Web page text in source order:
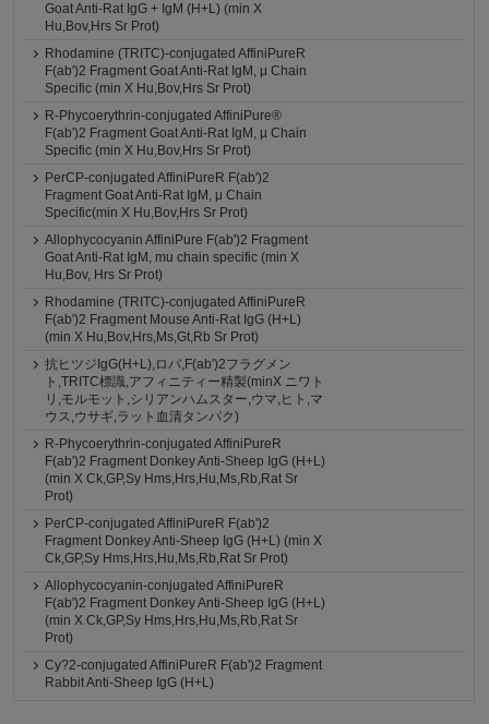
Goat Anti-Rat IgG + IgM (H+L) (min X
Hu,Bov,Hrs Sr Prot)
Rhodamine (TRITC)-conjugated AffiniPureR
F(ab')2 Fragment Goat Anti-Rat IgM, μ Chain
Specific (min X Hu,Bov,Hrs Sr Prot)
R-Phycoerythrin-conjugated AffiniPure®
F(ab')2 Fragment Goat Anti-Rat IgM, µ Chain
Specific (min X Hu,Bov,Hrs Sr Prot)
PerCP-conjugated AffiniPureR F(ab')2
Fragment Goat Anti-Rat IgM, μ Chain
Specific(min X Hu,Bov,Hrs Sr Prot)
Allophycocyanin AffiniPure F(ab')2 Fragment
Goat Anti-Rat IgM, mu chain specific (min X
Hu,Bov, Hrs Sr Prot)
Rhodamine (TRITC)-conjugated AffiniPureR
F(ab')2 Fragment Mouse Anti-Rat IgG (H+L)
(min X Hu,Bov,Hrs,Ms,Gt,Rb Sr Prot)
抗ヒツジIgG(H+L),ロバ,F(ab')2フラグメン
ト,TRITC標識,アフィニティー精製(minX ニワト
リ,モルモット,シリアンハムスター,ウマ,ヒト,マ
ウス,ウサギ,ラット血清タンパク)
R-Phycoerythrin-conjugated AffiniPureR
F(ab')2 Fragment Donkey Anti-Sheep IgG (H+L)
(min X Ck,GP,Sy Hms,Hrs,Hu,Ms,Rb,Rat Sr
Prot)
PerCP-conjugated AffiniPureR F(ab')2
Fragment Donkey Anti-Sheep IgG (H+L) (min X
Ck,GP,Sy Hms,Hrs,Hu,Ms,Rb,Rat Sr Prot)
Allophycocyanin-conjugated AffiniPureR
F(ab')2 Fragment Donkey Anti-Sheep IgG (H+L)
(min X Ck,GP,Sy Hms,Hrs,Hu,Ms,Rb,Rat Sr
Prot)
Cy?2-conjugated AffiniPureR F(ab')2 Fragment
Rabbit Anti-Sheep IgG (H+L)